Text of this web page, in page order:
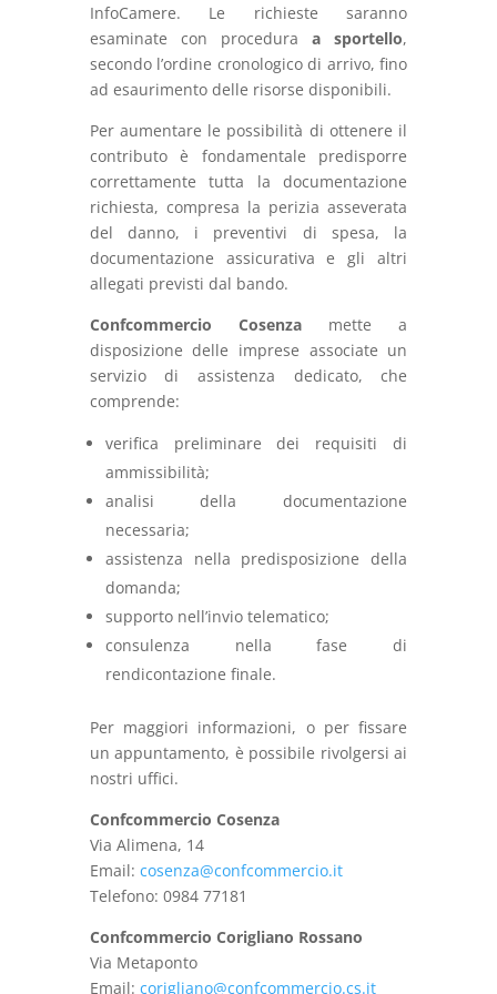
InfoCamere. Le richieste saranno
esaminate con proceduraa sportello,
secondo l’ordine cronologico di arrivo, fino
ad esaurimento delle risorse disponibili.
Per aumentare le possibilità di ottenere il
contributo è fondamentale predisporre
correttamente tutta la documentazione
richiesta, compresa la perizia asseverata
del danno, i preventivi di spesa, la
documentazione assicurativa e gli altri
allegati previsti dal bando.
Confcommercio Cosenzamette a
disposizione delle imprese associate un
servizio di assistenza dedicato, che
comprende:
verifica preliminare dei requisiti di
ammissibilità;
analisi della documentazione
necessaria;
assistenza nella predisposizione della
domanda;
supporto nell’invio telematico;
consulenza nella fase di
rendicontazione finale.
Per maggiori informazioni, o per fissare
un appuntamento, è possibile rivolgersi ai
nostri uffici.
Confcommercio Cosenza
Via Alimena, 14
Email: cosenza@confcommercio.it
Telefono: 0984 77181
Confcommercio Corigliano Rossano
Via Metaponto
Email: corigliano@confcommercio.cs.it